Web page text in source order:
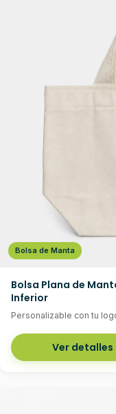
Bolsa de Manta
Bolsa Plana de
Inferior
Personalizable con tu
Ver detalles